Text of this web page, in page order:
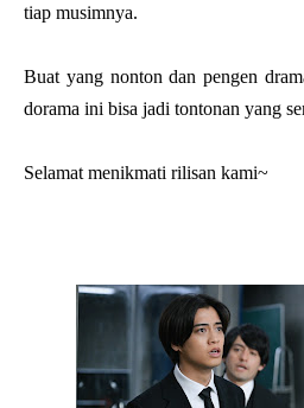
tiap musimnya.
Buat yang nonton dan pengen
dorama ini bisa jadi tontonan yang
Selamat menikmati rilisan kami~